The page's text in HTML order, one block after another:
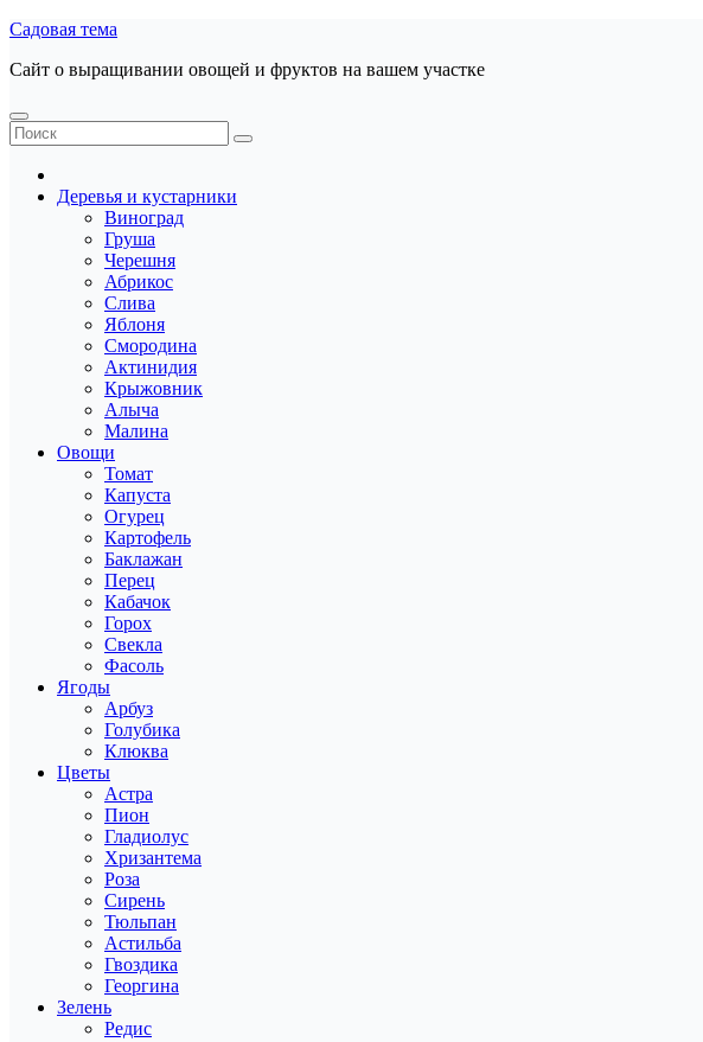
Перейти
содержанию
Садовая тема
Сайт о выращивании овощей и фруктов на вашем участке
Деревья и кустарники
Виноград
Груша
Черешня
Абрикос
Слива
Яблоня
Смородина
Актинидия
Крыжовник
Алыча
Малина
Овощи
Томат
Капуста
Огурец
Картофель
Баклажан
Перец
Кабачок
Горох
Свекла
Фасоль
Ягоды
Арбуз
Голубика
Клюква
Цветы
Астра
Пион
Гладиолус
Хризантема
Роза
Сирень
Тюльпан
Астильба
Гвоздика
Георгина
Зелень
Редис